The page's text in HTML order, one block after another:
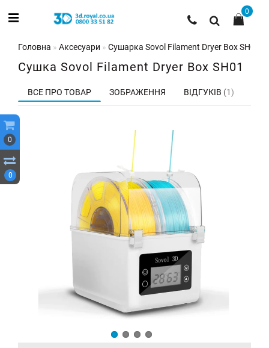
0
0
0
Головна Аксесуари Сушарка Sovol Filament Dryer Box SH01
Cушка Sovol Filament Dryer Box SH01
ВСЕ ПРО ТОВАР ЗОБРАЖЕННЯ ВІДГУКІВ (1)